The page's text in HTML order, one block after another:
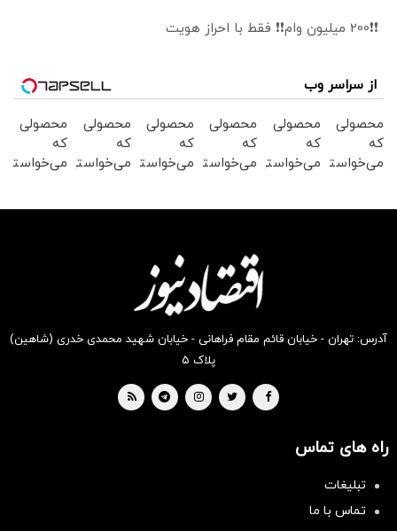
❗❗200 میلیون وام❗❗ فقط با احراز هویت
از سراسر وب
محصولی
که
می‌خواستی
محصولی
که
می‌خواستی
محصولی
که
می‌خواستی
بخر !
محصولی
که
می‌خواستی
بخر !
محصولی
که
می‌خواستی
محصولی
که
می‌خواستی
آدرس: تهران - خیابان قائم مقام فراهانی - خیابان شهید محمدی خدری (شاهین)
پلاک ۵
راه های تماس
تبلیغات
تماس با ما